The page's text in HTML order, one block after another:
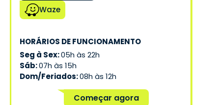
Waze
HORÁRIOS DE FUNCIONAMENTO
Seg à Sex:05h às 22h
Sáb:07h às 15h
Dom/Feriados:08h às 12h
Começar agora